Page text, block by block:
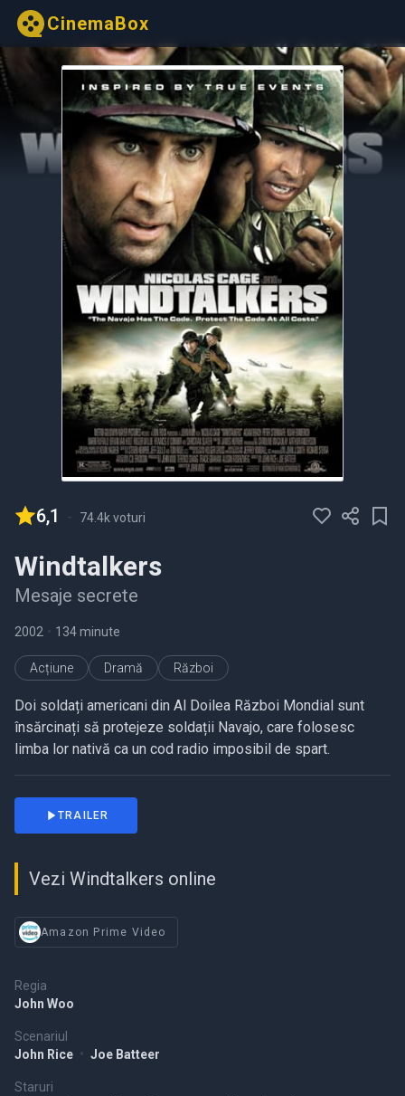
CinemaBox
6,1 - 74.4k voturi
Windtalkers
Mesaje secrete
2002 • 134 minute
Acțiune Dramă Război
Doi soldați americani din Al Doilea Război Mondial sunt
însărcinați să protejeze soldații Navajo, care folosesc
limba lor nativă ca un cod radio imposibil de spart.
Regia
John Woo
Scenariul
John Rice • Joe Batteer
Staruri
TRAILER
Vezi Windtalkers online
Amazon Prime Video